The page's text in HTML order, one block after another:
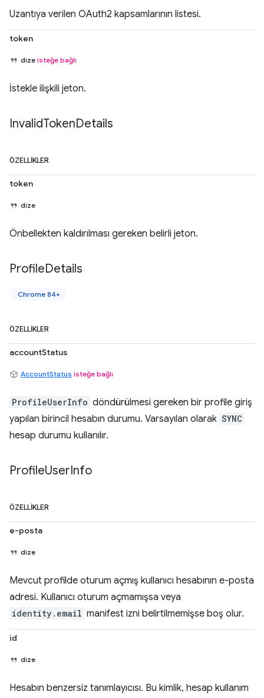
Uzantıya verilen OAuth2 kapsamlarının listesi.
token
dize isteğe bağlı
İstekle ilişkili jeton.
InvalidTokenDetails
ÖZELLIKLER
token
dize
Önbellekten kaldırılması gereken belirli jeton.
ProfileDetails
Chrome 84+
ÖZELLIKLER
accountStatus
AccountStatus isteğe bağlı
ProfileUserInfo döndürülmesi gereken bir profile giriş
yapılan birincil hesabın durumu. Varsayılan olarak SYNC
hesap durumu kullanılır.
ProfileUserInfo
ÖZELLIKLER
e-posta
dize
Mevcut profilde oturum açmış kullanıcı hesabının e-posta
adresi. Kullanıcı oturum açmamışsa veya
identity.email manifest izni belirtilmemişse boş olur.
id
dize
Hesabın benzersiz tanımlayıcısı. Bu kimlik, hesap kullanım